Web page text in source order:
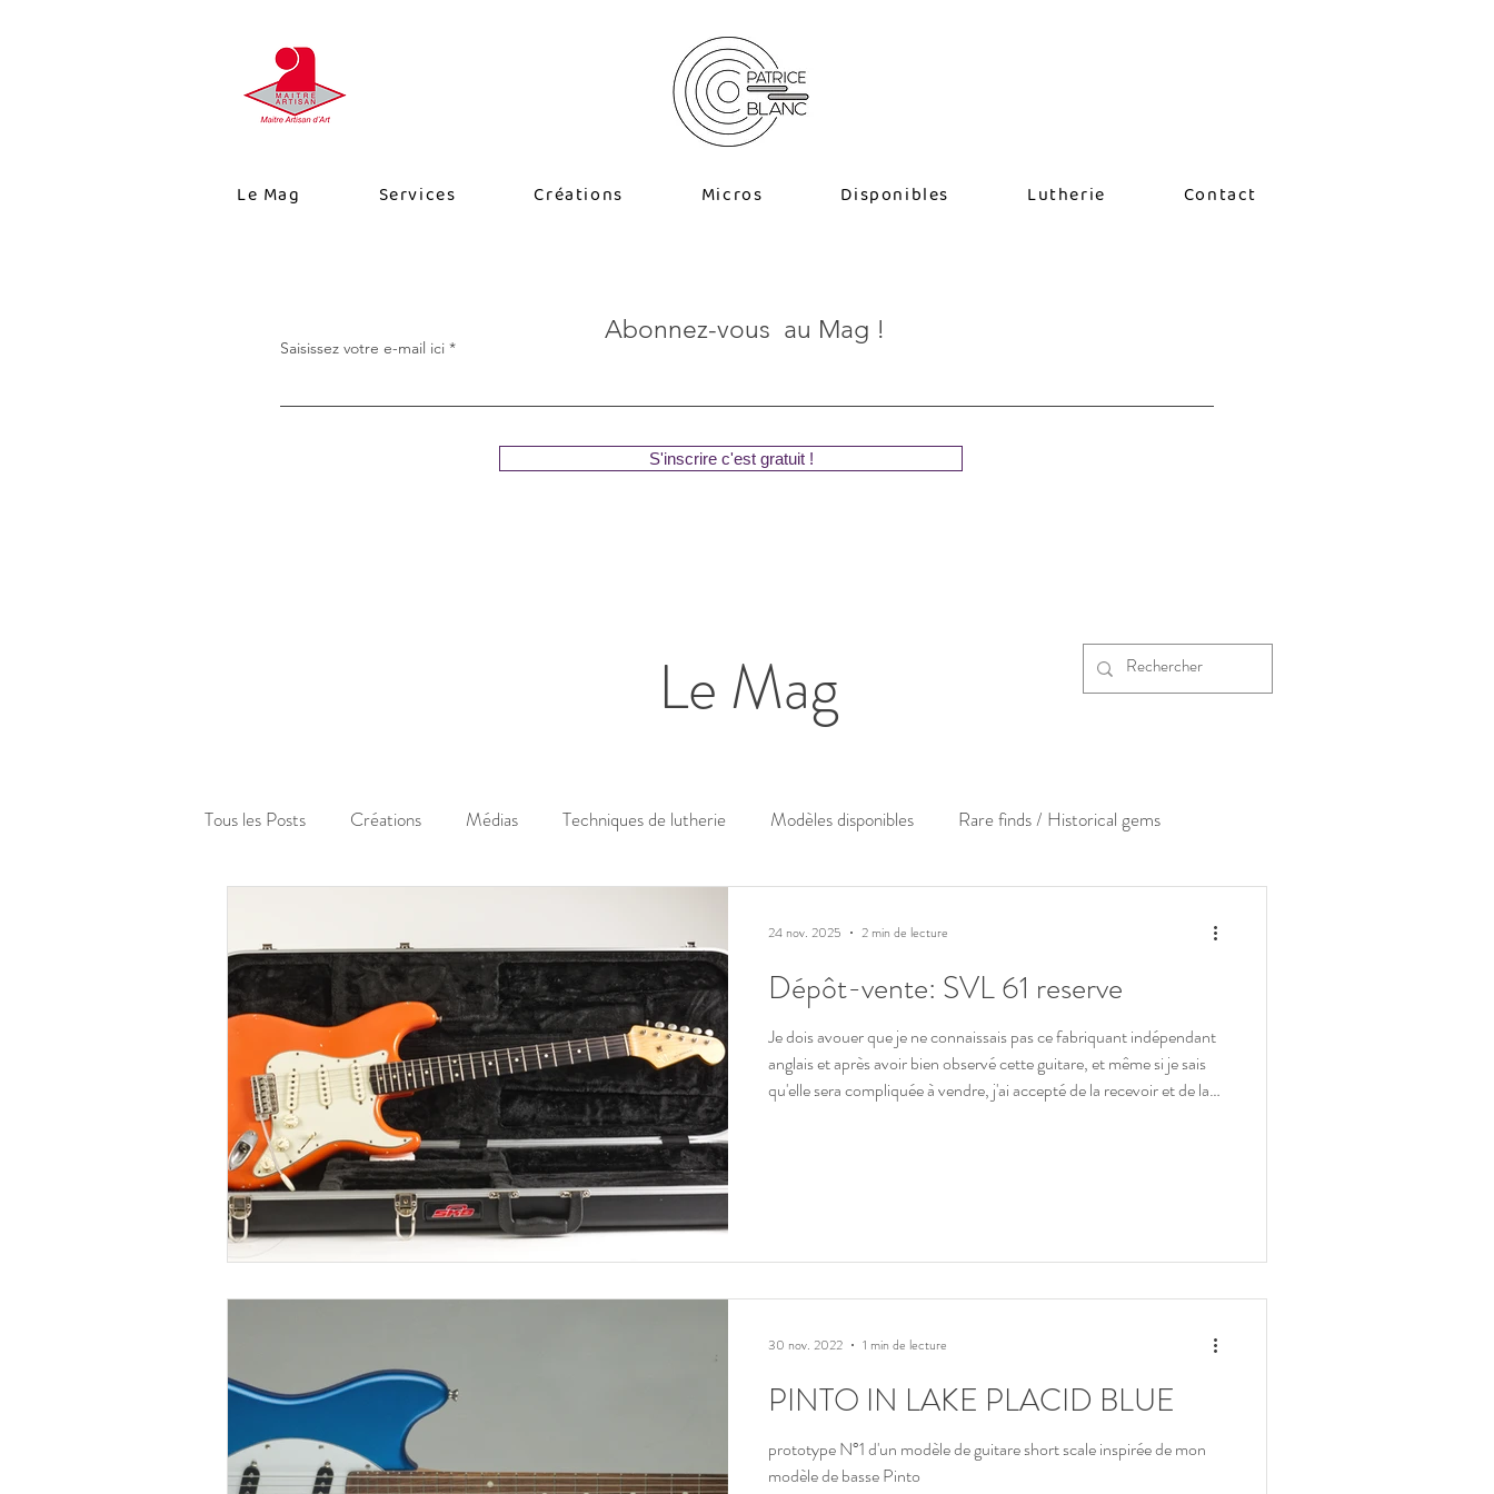
Le Mag Services Créations Micros Disponibles Lutherie Contact
Abonnez-vous au Mag !
Saisissez votre e-mail ici
S'inscrire c'est gratuit !
Le Mag
Tous les Posts Créations Médias Techniques de lutherie Modèles disponibles Rare finds / Historical gems
Dépôt-vente: SVL 61 reserve
Je dois avouer que je ne connaissais pas ce fabriquant indépendant
anglais et après avoir bien observé cette guitare, et même si je sais
qu'elle sera compliquée à vendre, j'ai accepté de la recevoir et de la
24 nov. 2025 2 min de lecture
PINTO IN LAKE PLACID BLUE
prototype N°1 d'un modèle de guitare short scale inspirée de mon
modèle de basse Pinto
30 nov. 2022 1 min de lecture